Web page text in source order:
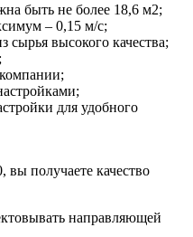
быть не более 18,6 м2;
– 0,15 м/с;
сырья высокого качества;
для удобного
получаете качество
направляющей